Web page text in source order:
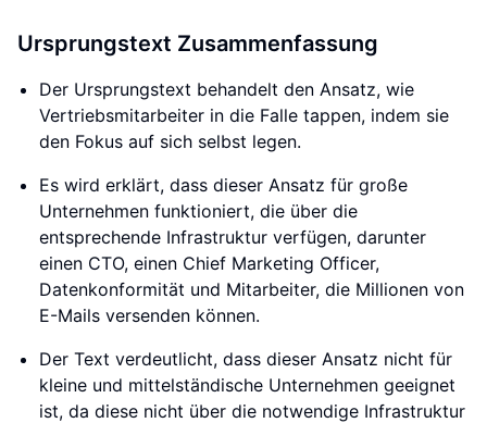
Ursprungstext Zusammenfassung
Der Ursprungstext behandelt den Ansatz, wie
Vertriebsmitarbeiter in die Falle tappen, indem sie
den Fokus auf sich selbst legen.
Es wird erklärt, dass dieser Ansatz für große
Unternehmen funktioniert, die über die
entsprechende Infrastruktur verfügen, darunter
einen CTO, einen Chief Marketing Officer,
Datenkonformität und Mitarbeiter, die Millionen von
E-Mails versenden können.
Der Text verdeutlicht, dass dieser Ansatz nicht für
kleine und mittelständische Unternehmen geeignet
ist, da diese nicht über die notwendige Infrastruktur